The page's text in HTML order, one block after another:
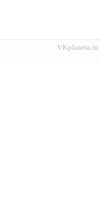
VKplaneta.ru